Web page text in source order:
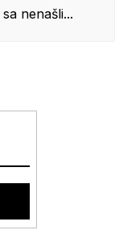
sa nenašli...